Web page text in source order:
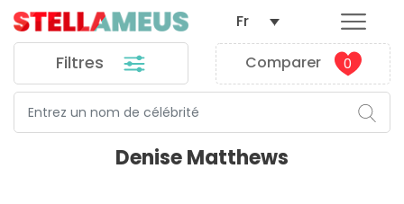
Filtres Comparer 0
Fr
Denise Matthews